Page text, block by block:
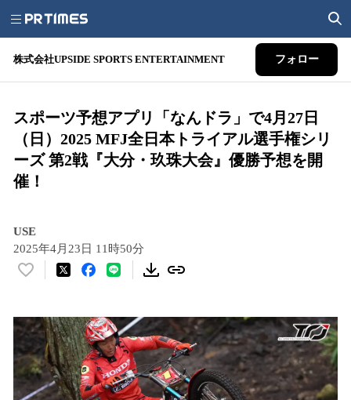
株式会社UPSIDE SPORTS ENTERTAINMENT フォロー
スポーツ予想アプリ「なんドラ」で4月27日
（日）2025 MFJ全日本トライアル選手権シリ
ーズ 第2戦『大分・玖珠大会』優勝予想を開
催！
USE
2025年4月23日 11時50分
い
！
数
を
読
み